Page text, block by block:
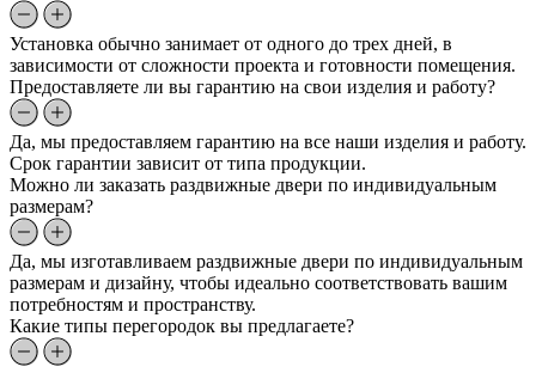
Установка обычно занимает от одного до трех дней, в
зависимости от сложности проекта и готовности помещения.
Предоставляете ли вы гарантию на свои изделия и работу?
Да, мы предоставляем гарантию на все наши изделия и работу.
Срок гарантии зависит от типа продукции.
Можно ли заказать раздвижные двери по индивидуальным
размерам?
Да, мы изготавливаем раздвижные двери по индивидуальным
размерам и дизайну, чтобы идеально соответствовать вашим
потребностям и пространству.
Какие типы перегородок вы предлагаете?